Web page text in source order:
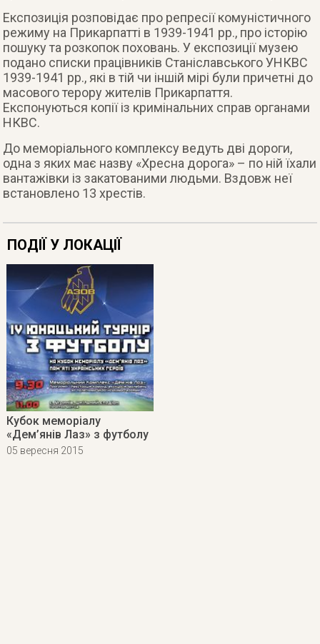
Експозиція розповідає про репресії комуністичного
режиму на Прикарпатті в 1939-1941 рр., про історію
пошуку та розкопок поховань. У експозиції музею
подано списки працівників Станіславського УНКВС
1939-1941 рр., які в тій чи іншій мірі були причетні до
масового терору жителів Прикарпаття.
Експонуються копії із кримінальних справ органами
НКВС.
До меморіального комплексу ведуть дві дороги,
одна з яких має назву «Хресна дорога» – по ній їхали
вантажівки із закатованими людьми. Вздовж неї
встановлено 13 хрестів.
ПОДІЇ У ЛОКАЦІЇ
Кубок меморіалу
«Дем’янів Лаз» з футболу
05 вересня 2015